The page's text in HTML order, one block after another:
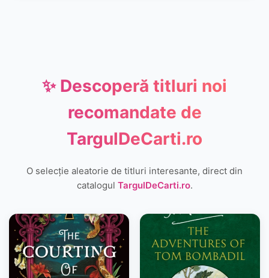
✨ Descoperă titluri noi
recomandate de
TargulDeCarti.ro
O selecție aleatorie de titluri interesante, direct din
catalogul TargulDeCarti.ro.